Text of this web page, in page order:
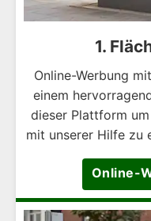
1.
Online-Werbung
einem
dieser Plattform
mit unserer Hilfe zu
Online-